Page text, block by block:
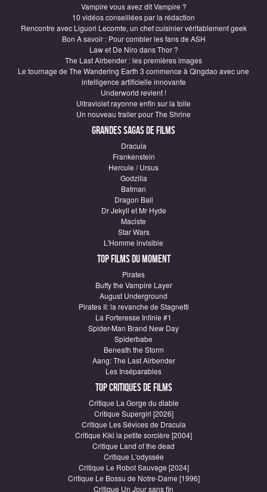
Vampire vous avez dit Vampire ?
10 vidéos conseillées par la rédaction
Rencontre avec Liguori Lecomte, un chef cuisinier véritablement geek
Bon A savoir : Pour combler les fans de ASH
Law et De Niro dans Thor ?
The Last Airbender : les premières images
Le tournage de The Wandering Earth 3 commence à Qingdao avec une
intelligence artificielle innovante
Underworld revient !
Ultraviolet rayonne enfin sur la toile
Un nouveau trailer pour The Shrine
Grandes sagas de Films
Dracula
Frankenstein
Hercule / Ursus
Godzilla
Batman
Dragon Ball
Dr Jekyll et Mr Hyde
Maciste
Star Wars
L'Homme invisible
Top Films du moment
Pirates
Buffy the Vampire Layer
August Underground
Pirates II: la revanche de Stagnetti
La Forteresse Infinie #1
Spider-Man Brand New Day
Spiderbabe
Beneath the Storm
Aang: The Last Airbender
Les Inséparables
Top critiques de Films
Critique La Gorge du diable
Critique Supergirl [2026]
Critique Les Sévices de Dracula
Critique Kiki la petite sorcière [2004]
Critique Land of the dead
Critique L'odyssée
Critique Le Robot Sauvage [2024]
Critique Le Bossu de Notre-Dame [1996]
Critique Un Jour sans fin